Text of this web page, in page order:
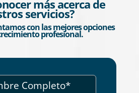
más acerca de
servicios?
con las mejores opciones
profesional.